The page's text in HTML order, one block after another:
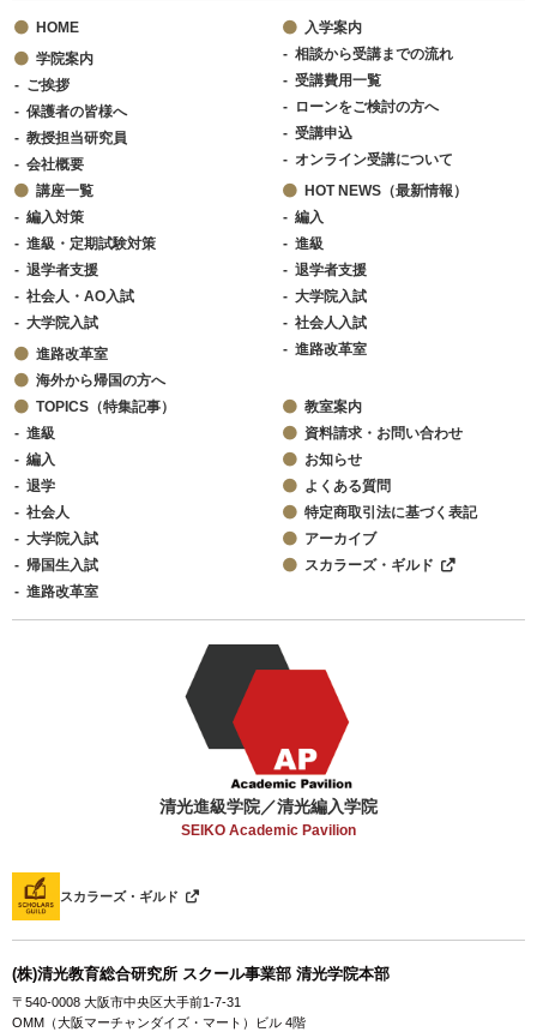
HOME
学院案内
ご挨拶
保護者の皆様へ
教授担当研究員
会社概要
入学案内
相談から受講までの流れ
受講費用一覧
ローンをご検討の方へ
受講申込
オンライン受講について
講座一覧
編入対策
進級・定期試験対策
退学者支援
社会人・AO入試
大学院入試
進路改革室
海外から帰国の方へ
HOT NEWS（最新情報）
編入
進級
退学者支援
大学院入試
社会人入試
進路改革室
TOPICS（特集記事）
進級
編入
退学
社会人
大学院入試
帰国生入試
進路改革室
教室案内
資料請求・お問い合わせ
お知らせ
よくある質問
特定商取引法に基づく表記
アーカイブ
スカラーズ・ギルド
清光進級学院／清光編入学院
SEIKO Academic Pavilion
スカラーズ・ギルド
(株)清光教育総合研究所 スクール事業部 清光学院本部
〒540-0008 大阪市中央区大手前1-7-31
OMM（大阪マーチャンダイズ・マート）ビル 4階